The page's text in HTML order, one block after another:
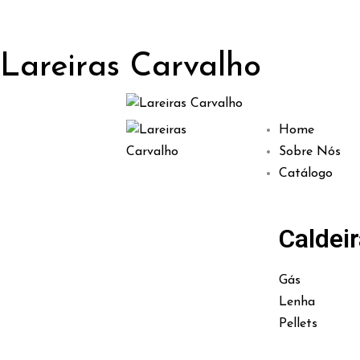
Lareiras Carvalho
Home
Sobre Nós
Catálogo
Gás
Lenha
Pellets